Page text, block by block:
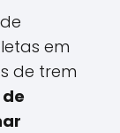
em
de trem